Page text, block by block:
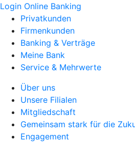
Login Online Banking
Privatkunden
Firmenkunden
Banking & Verträge
Meine Bank
Service & Mehrwerte
Über uns
Unsere Filialen
Mitgliedschaft
Gemeinsam stark für die
Engagement